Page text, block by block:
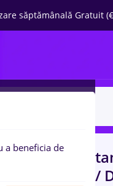
săptămânală Gratuit
salarii la
Transport /
a beneficia de